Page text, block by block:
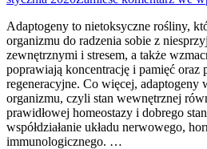
Adaptogeny to nietoksyczne rośliny,
organizmu do radzenia sobie z
zewnętrznymi i stresem, a także
poprawiają koncentrację i pamięć oraz
regeneracyjne. Co więcej, adaptogeny
organizmu, czyli stan wewnętrznej
prawidłowej homeostazy i dobrego
współdziałanie układu nerwowego,
immunologicznego. …